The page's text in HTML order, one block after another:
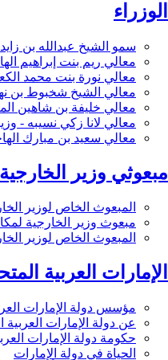
الوزراء
سمو الشيخ عبدالله بن
معالي ريم بنت إبراهيم
معالي نورة بنت محمد
معالي الشيخ شخبوط بن
معالي خليفة بن شاهين
معالي لانا زكي نسيبه -
معالي سعيد بن مبارك
مبعوثي وزير الخارجية
المبعوث الخاص لوزير
مبعوث وزير الخارجية
المبعوث الخاص لوزير
الإمارات العربية
مؤسس دولة الإمارات
عن دولة الإمارات العربية
حكومة دولة الإمارات
الحياة في دولة الإمارات